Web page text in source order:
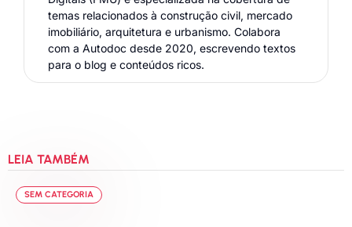
temas relacionados à construção civil, mercado
imobiliário, arquitetura e urbanismo. Colabora
com a Autodoc desde 2020, escrevendo textos
para o blog e conteúdos ricos.
LEIA TAMBÉM
SEM CATEGORIA